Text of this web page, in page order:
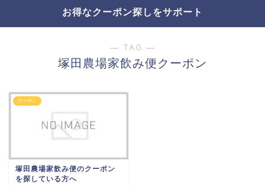
お得なクーポン探しをサポート
― TAG ―
塚田農場家飲み便クーポン
クーポン
塚田農場家飲み便のクーポン
を探している方へ